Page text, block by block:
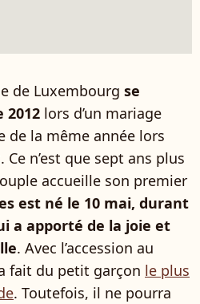
de Luxembourg se
2012 lors d’un mariage
de la même année lors
n’est que sept ans plus
accueille son premier
est né le 10 mai, durant
a apporté de la joie et
. Avec l’accession au
fait du petit garçon le plus
. Toutefois, il ne pourra